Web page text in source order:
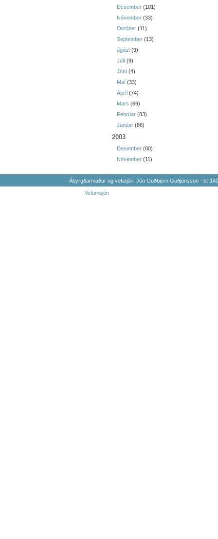
Desember (101)
Nóvember (33)
Október (11)
September (13)
ágúst (9)
Júlí (9)
Júní (4)
Maí (33)
Apríl (74)
Mars (69)
Febrúar (83)
Janúar (86)
2003
Desember (80)
Nóvember (11)
Ábyrgðarmaður og vefstjóri: Jón Guðbjörn Guðjónsson - kt-
Vefumsjón